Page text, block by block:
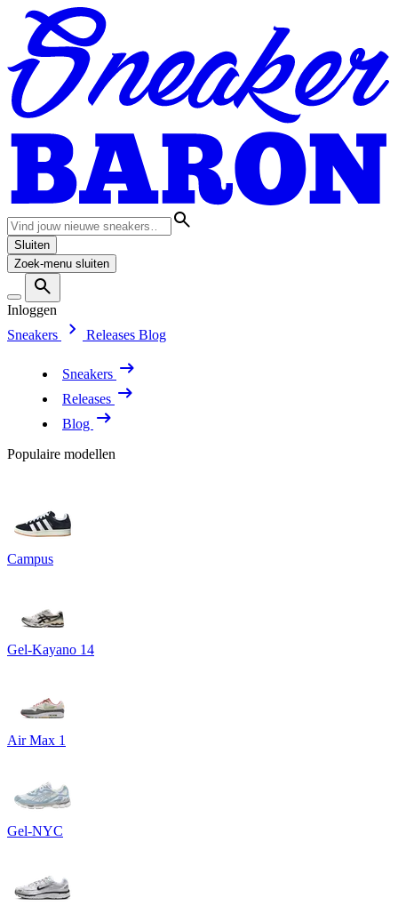
Sluiten
Zoek-menu sluiten
Inloggen
Sneakers
Releases Blog
Sneakers
Releases
Blog
Populaire modellen
Campus
Gel-Kayano 14
Air Max 1
Gel-NYC